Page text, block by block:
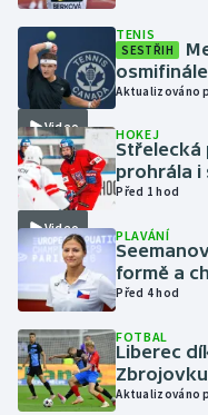
Judo
Krasobruslení
Lezení
Lyže a snowboard
Moderní pětiboj
Motorsport
Olympijské hry
Parasport
Video
TENIS
SESTŘIH
osmifinále
Aktualizováno
Video
HOKEJ
Střelecká
prohrála i
Před 1 hod
PLAVÁNÍ
formě a
Před 4 hod
FOTBAL
Liberec
Aktualizováno